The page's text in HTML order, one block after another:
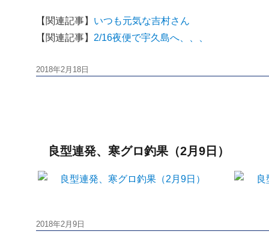
【関連記事】 いつも元気な吉村さん
【関連記事】 2/16夜便で宇久島へ、、、
投
2018年2月18日
良型連発、寒グロ釣果（2月9日）
投
2018年2月9日